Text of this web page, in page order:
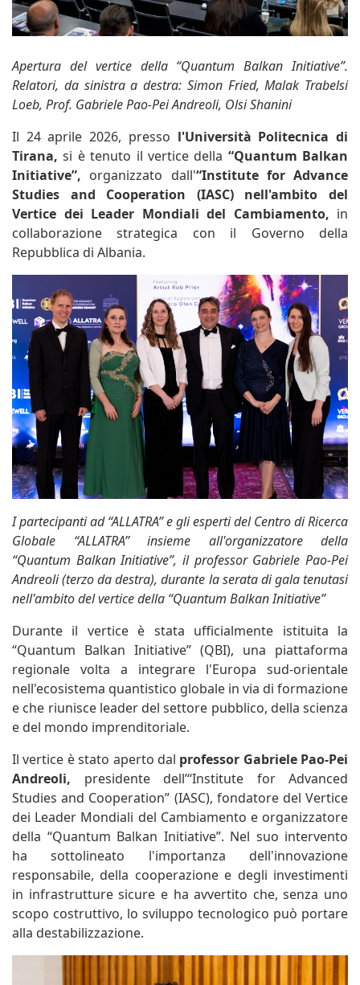
Apertura del vertice della “Quantum Balkan Initiative”.
Relatori, da sinistra a destra: Simon Fried, Malak Trabelsi
Loeb, Prof. Gabriele Pao-Pei Andreoli, Olsi Shanini
Il 24 aprile 2026, presso l'Università Politecnica di
Tirana,si è tenuto il vertice della “Quantum Balkan
Initiative”, organizzato dall'“Institute for Advance
Studies and Cooperation (IASC) nell'ambito del
Vertice dei Leader Mondiali del Cambiamento, in
collaborazione strategica con il Governo della
Repubblica di Albania.
I partecipanti ad “ALLATRA” e gli esperti del Centro di Ricerca
Globale “ALLATRA” insieme all'organizzatore della
“Quantum Balkan Initiative”, il professor Gabriele Pao-Pei
Andreoli (terzo da destra), durante la serata di gala tenutasi
nell'ambito del vertice della “Quantum Balkan Initiative”
Durante il vertice è stata ufficialmente istituita la
“Quantum Balkan Initiative” (QBI), una piattaforma
regionale volta a integrare l'Europa sud-orientale
nell'ecosistema quantistico globale in via di formazione
e che riunisce leader del settore pubblico, della scienza
e del mondo imprenditoriale.
Il vertice è stato aperto dal professor Gabriele Pao-Pei
Andreoli, presidente dell’“Institute for Advanced
Studies and Cooperation” (IASC), fondatore del Vertice
dei Leader Mondiali del Cambiamento e organizzatore
della “Quantum Balkan Initiative”. Nel suo intervento
ha sottolineato l'importanza dell'innovazione
responsabile, della cooperazione e degli investimenti
in infrastrutture sicure e ha avvertito che, senza uno
scopo costruttivo, lo sviluppo tecnologico può portare
alla destabilizzazione.